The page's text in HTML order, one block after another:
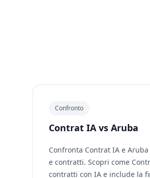
Confronto
Contrat IA vs Aruba
Confronta Contrat IA e
e contratti. Scopri come
contratti con IA e include la